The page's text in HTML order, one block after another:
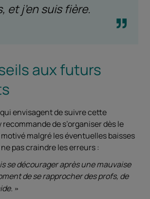
et j’en suis fière.
aux futurs
envisagent de suivre cette
de s’organiser dès le
malgré les éventuelles baisses
pas craindre les erreurs :
se décourager après une mauvaise
de se rapprocher des profs, de